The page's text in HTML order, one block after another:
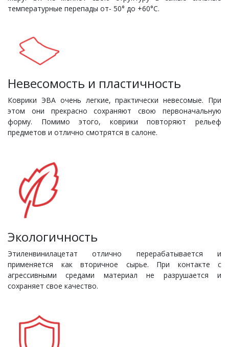
температурные перепады от- 50° до +60°С.
Невесомость и пластичность
Коврики ЭВА очень легкие, практически невесомые. При
этом они прекрасно сохраняют свою первоначальную
форму. Помимо этого, коврики повторяют рельеф
предметов и отлично смотрятся в салоне.
Экологичность
Этиленвинилацетат отлично перерабатывается и
применяется как вторичное сырье. При контакте с
агрессивными средами материал не разрушается и
сохраняет свое качество.